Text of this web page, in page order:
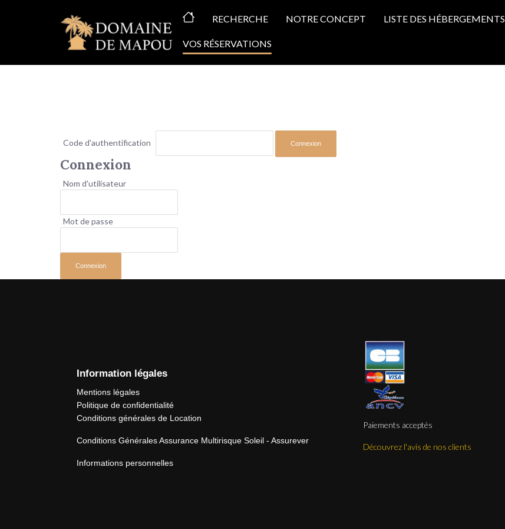
ACCUEILRECHERCHE NOTRE CONCEPT LISTE DES HÉBERGEMENTS
VOS RÉSERVATIONS
Code d'authentification
Connexion
Nom d'utilisateur
Mot de passe
Information légales
Mentions légales
Politique de confidentialité
Conditions générales de Location
Conditions Générales Assurance Multirisque Soleil - Assurever
Informations personnelles
Paiements acceptés
Découvrez l'avis de nos clients